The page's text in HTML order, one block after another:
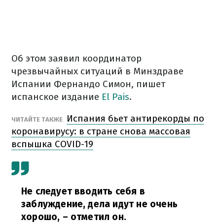
Об этом заявил координатор
чрезвычайных ситуаций в Минздраве
Испании Фернандо Симон, пишет
испанское издание El Pais.
ЧИТАЙТЕ ТАКЖЕ
Испания бьет антирекорды по
коронавирусу: в стране снова массовая
вспышка COVID-19
Не следует вводить себя в
заблуждение, дела идут не очень
хорошо, – отметил он.